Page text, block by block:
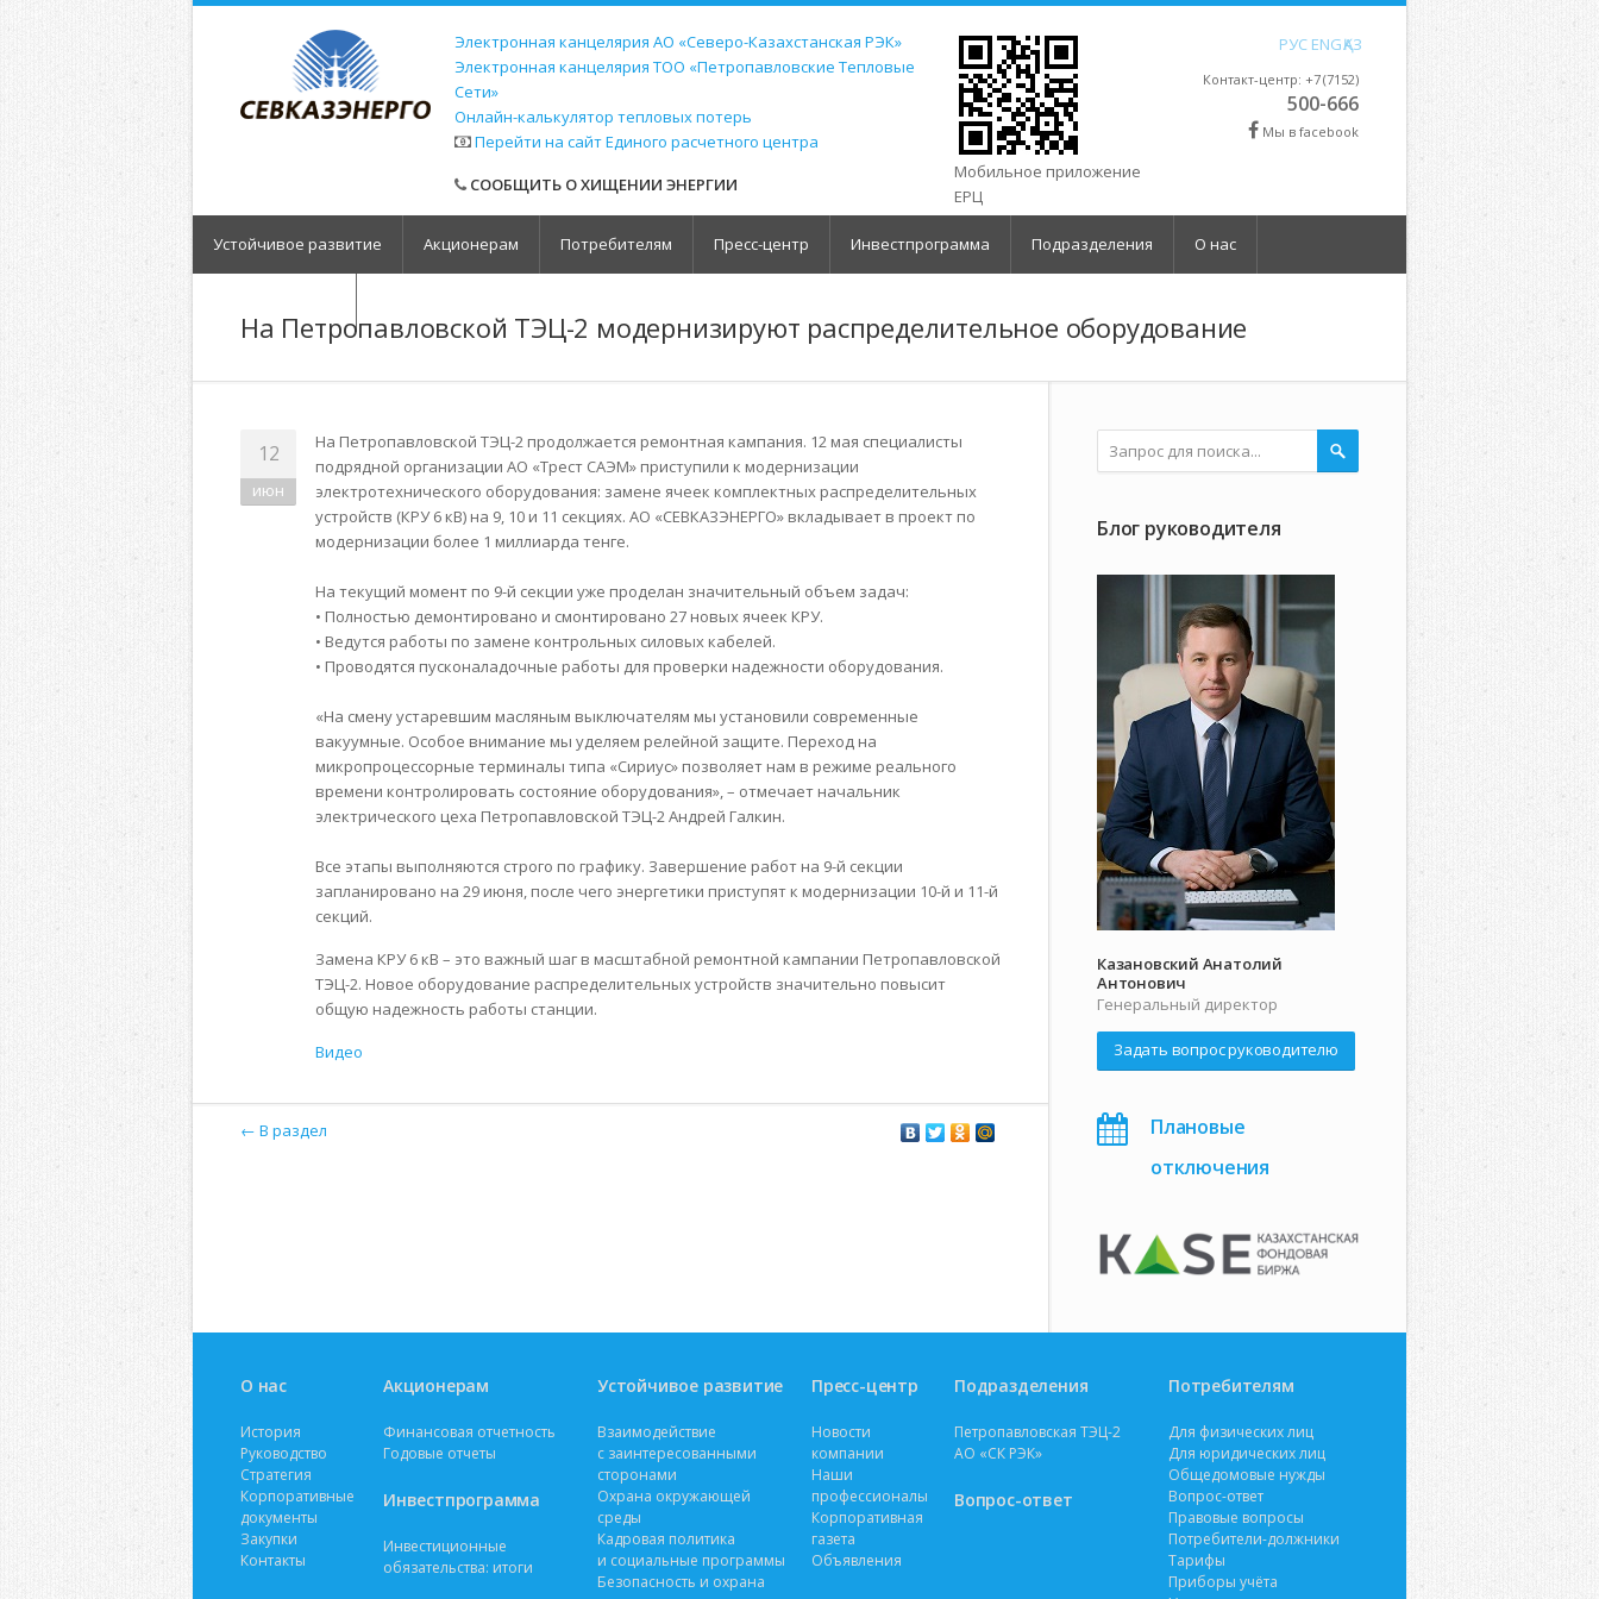
Электронная канцелярия АО «Северо-Казахстанская РЭК»
Электронная канцелярия ТОО «Петропавловские Тепловые
Сети»
Онлайн-калькулятор тепловых потерь
Перейти на сайт Единого расчетного центра
СООБЩИТЬ О ХИЩЕНИИ ЭНЕРГИИ
Мобильное приложение
ЕРЦ
РУС ENGҚАЗ
Контакт-центр: +7 (7152)
500-666
Мы в facebook
Устойчивое развитие Акционерам Потребителям Пресс-центр Инвестпрограмма Подразделения О нас
На Петропавловской ТЭЦ-2 модернизируют распределительное оборудование
12
июн
На Петропавловской ТЭЦ-2 продолжается ремонтная кампания. 12 мая специалисты
подрядной организации АО «Трест САЭМ» приступили к модернизации
электротехнического оборудования: замене ячеек комплектных распределительных
устройств (КРУ 6 кВ) на 9, 10 и 11 секциях. АО «СЕВКАЗЭНЕРГО» вкладывает в проект по
модернизации более 1 миллиарда тенге.
На текущий момент по 9-й секции уже проделан значительный объем задач:
• Полностью демонтировано и смонтировано 27 новых ячеек КРУ.
• Ведутся работы по замене контрольных силовых кабелей.
• Проводятся пусконаладочные работы для проверки надежности оборудования.
«На смену устаревшим масляным выключателям мы установили современные
вакуумные. Особое внимание мы уделяем релейной защите. Переход на
микропроцессорные терминалы типа «Сириус» позволяет нам в режиме реального
времени контролировать состояние оборудования», – отмечает начальник
электрического цеха Петропавловской ТЭЦ-2 Андрей Галкин.
Все этапы выполняются строго по графику. Завершение работ на 9-й секции
запланировано на 29 июня, после чего энергетики приступят к модернизации 10-й и 11-й
секций.
Замена КРУ 6 кВ – это важный шаг в масштабной ремонтной кампании Петропавловской
ТЭЦ-2. Новое оборудование распределительных устройств значительно повысит
общую надежность работы станции.
Видео
← В раздел
Блог руководителя
Казановский Анатолий
Антонович
Генеральный директор
Задать вопрос руководителю
Плановые
отключения
О нас
История
Руководство
Стратегия
Корпоративные
документы
Закупки
Контакты
Акционерам
Финансовая отчетность
Годовые отчеты
Инвестпрограмма
Инвестиционные
обязательства: итоги
Устойчивое развитие
Взаимодействие
с заинтересованными
сторонами
Охрана окружающей
среды
Кадровая политика
и социальные программы
Безопасность и охрана
Пресс-центр
Новости
компании
Наши
профессионалы
Корпоративная
газета
Объявления
Подразделения
Петропавловская ТЭЦ-2
АО «СК РЭК»
Вопрос-ответ
Потребителям
Для физических лиц
Для юридических лиц
Общедомовые нужды
Вопрос-ответ
Правовые вопросы
Потребители-должники
Тарифы
Приборы учёта